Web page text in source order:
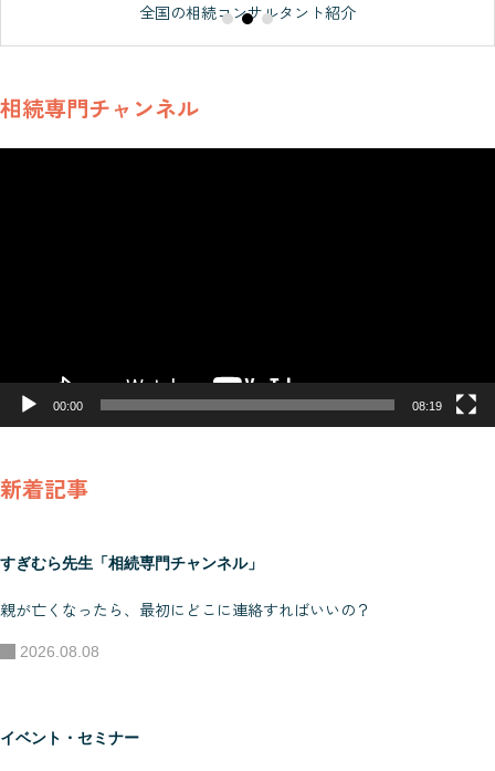
することで全国の相続相
談に対応している。 ●プ
ットサル。2007年に自身
株式会社デザインライフ
代表取締役 株式会社C-NE
所」
全国の相続コンサルタント紹介
相続専門チャンネル
00:00 08:19
新着記事
すぎむら先生「相続専門チャンネル」
親が亡くなったら、最初にどこに連絡すればいいの？
2026.08.08
イベント・セミナー